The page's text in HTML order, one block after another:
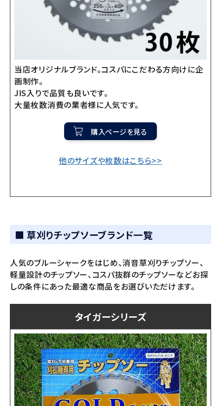
当店オリジナルブランド。コスパにこだわる方向けに企
画制作。
JIS入りで品質も良いです。
大量枚数消費の業者様に人気です。
購入ページを見る
他のサイズや枚数はこちら>>
■ 草刈りチップソーブランド一覧
人気のブルーシャークをはじめ、消音草刈りチップソー、
軽量設計のチップソー、コスパ抜群のチップソーなどお探
しの条件にあった最適な商品をお選びいただけます。
タイガーシリーズ